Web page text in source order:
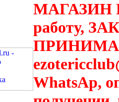
МАГАЗИН
работу,
WhatsAp,